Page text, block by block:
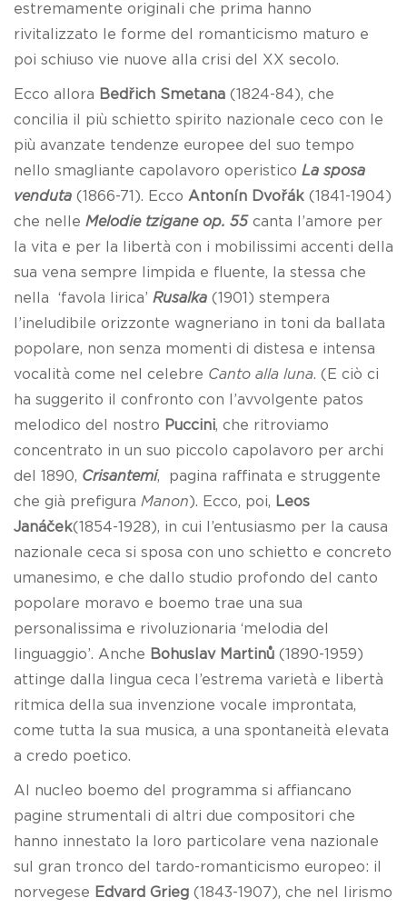
estremamente originali che prima hanno
rivitalizzato le forme del romanticismo maturo e
poi schiuso vie nuove alla crisi del XX secolo.
Ecco allora Bedřich Smetana (1824-84), che
concilia il più schietto spirito nazionale ceco con le
più avanzate tendenze europee del suo tempo
nello smagliante capolavoro operistico La sposa
venduta (1866-71). Ecco Antonín Dvořák (1841-1904)
che nelle Melodie tzigane op. 55 canta l’amore per
la vita e per la libertà con i mobilissimi accenti della
sua vena sempre limpida e fluente, la stessa che
nella ‘favola lirica’ Rusalka (1901) stempera
l’ineludibile orizzonte wagneriano in toni da ballata
popolare, non senza momenti di distesa e intensa
vocalità come nel celebre Canto alla luna. (E ciò ci
ha suggerito il confronto con l’avvolgente patos
melodico del nostro Puccini, che ritroviamo
concentrato in un suo piccolo capolavoro per archi
del 1890, Crisantemi, pagina raffinata e struggente
che già prefigura Manon). Ecco, poi, Leos
Janáček(1854-1928), in cui l’entusiasmo per la causa
nazionale ceca si sposa con uno schietto e concreto
umanesimo, e che dallo studio profondo del canto
popolare moravo e boemo trae una sua
personalissima e rivoluzionaria ‘melodia del
linguaggio’. Anche Bohuslav Martinů (1890-1959)
attinge dalla lingua ceca l’estrema varietà e libertà
ritmica della sua invenzione vocale improntata,
come tutta la sua musica, a una spontaneità elevata
a credo poetico.
Al nucleo boemo del programma si affiancano
pagine strumentali di altri due compositori che
hanno innestato la loro particolare vena nazionale
sul gran tronco del tardo-romanticismo europeo: il
norvegese Edvard Grieg (1843-1907), che nel lirismo